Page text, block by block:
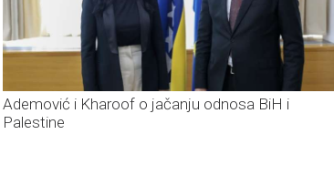
Ademović i Kharoof o jačanju odnosa BiH i
Palestine